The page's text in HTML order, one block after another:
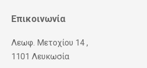
Επικοινωνία
Λεωφ. Μετοχίου 14 ,
1101 Λευκωσία